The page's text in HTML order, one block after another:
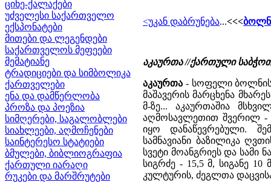
ციხე-ქალაქები
უძველესი საქართველო
ექსპონატები
მითები და ლეგენდები
საქართველოს მეფეები
მემატიანე
ტრადიციები და სიმბოლიკა
ქართველები
ენა და დამწერლობა
პროზა და პოეზია
სიმღერები, საგალობლები
სიახლეები, აღმოჩენები
საინტერესო სტატიები
ბმულები, ბიბლიოგრაფია
ქართული იარაღი
რუკები და მარშრუტები
<უკან დაბრუნება...<<<
აკაურთა //ქართული
აკაურთა - სოფელი
მაშავერის მარცხენა
მ-ზე... აკაურთაშია
აღმოსავლეთით შვერილ -
იყო დანაწევრებული.
სამნავიანი ბაზილიკა
სვეტი მოანგრიეს და სამი
სიგრძე - 15,5 მ, სიგანე
კულტურის, ძეგლთა